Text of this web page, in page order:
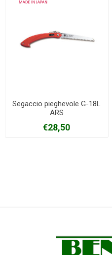
Segaccio pieghevole G-18L
ARS
€28,50